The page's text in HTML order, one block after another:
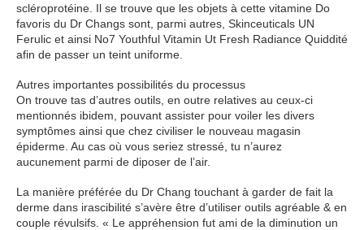
scléroprotéine. Il se trouve que les objets à cette vitamine Do
favoris du Dr Changs sont, parmi autres, Skinceuticals UN
Ferulic et ainsi No7 Youthful Vitamin Ut Fresh Radiance Quiddité
afin de passer un teint uniforme.
Autres importantes possibilités du processus
On trouve tas d’autres outils, en outre relatives au ceux-ci
mentionnés ibidem, pouvant assister pour voiler les divers
symptômes ainsi que chez civiliser le nouveau magasin
épiderme. Au cas où vous seriez stressé, tu n’aurez
aucunement parmi de diposer de l’air.
La manière préférée du Dr Chang touchant à garder de fait la
derme dans irascibilité s’avère être d’utiliser outils agréable & en
couple révulsifs. « Le appréhension fut ami de la diminution un